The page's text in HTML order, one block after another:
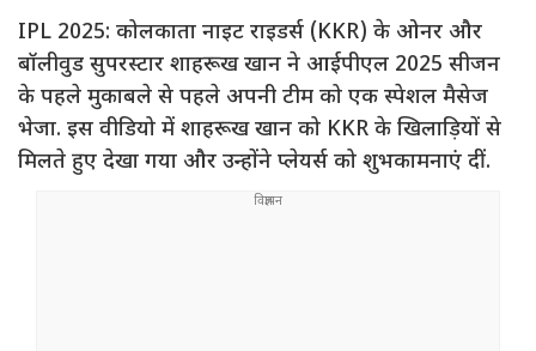
IPL 2025: कोलकाता नाइट राइडर्स (KKR) के ओनर और
बॉलीवुड सुपरस्टार शाहरूख खान ने आईपीएल 2025 सीजन
के पहले मुकाबले से पहले अपनी टीम को एक स्पेशल मैसेज
भेजा. इस वीडियो में शाहरूख खान को KKR के खिलाड़ियों से
मिलते हुए देखा गया और उन्होंने प्लेयर्स को शुभकामनाएं दीं.